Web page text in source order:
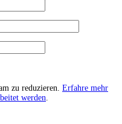
zu reduzieren. Erfahre mehr
werden.